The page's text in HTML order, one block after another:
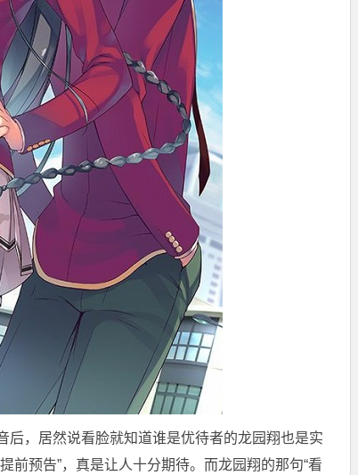
，居然说看脸就知道谁是优待者的龙园翔也是实
前预告”，真是让人十分期待。而龙园翔的那句“看